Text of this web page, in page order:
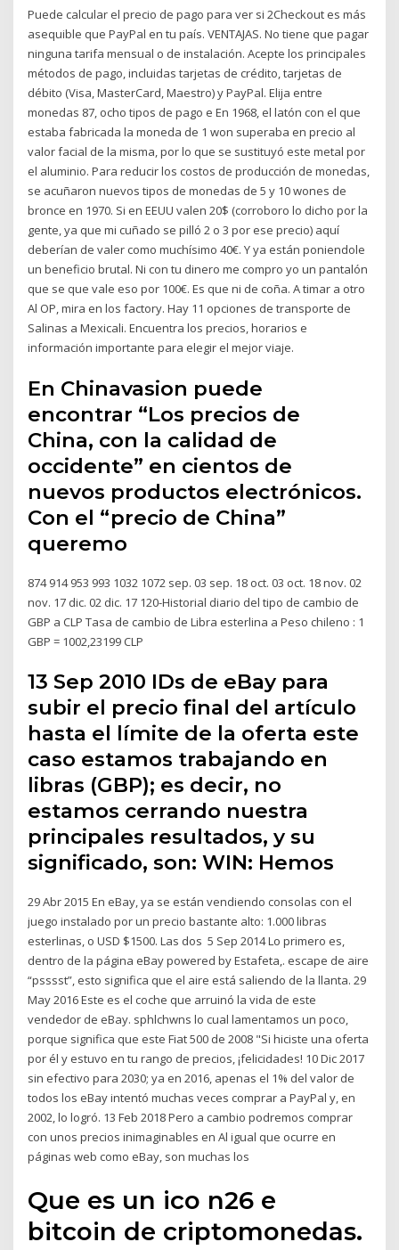
Puede calcular el precio de pago para ver si 2Checkout es más
asequible que PayPal en tu país. VENTAJAS. No tiene que pagar
ninguna tarifa mensual o de instalación. Acepte los principales
métodos de pago, incluidas tarjetas de crédito, tarjetas de
débito (Visa, MasterCard, Maestro) y PayPal. Elija entre
monedas 87, ocho tipos de pago e En 1968, el latón con el que
estaba fabricada la moneda de 1 won superaba en precio al
valor facial de la misma, por lo que se sustituyó este metal por
el aluminio. Para reducir los costos de producción de monedas,
se acuñaron nuevos tipos de monedas de 5 y 10 wones de
bronce en 1970. Si en EEUU valen 20$ (corroboro lo dicho por la
gente, ya que mi cuñado se pilló 2 o 3 por ese precio) aquí
deberían de valer como muchísimo 40€. Y ya están poniendole
un beneficio brutal. Ni con tu dinero me compro yo un pantalón
que se que vale eso por 100€. Es que ni de coña. A timar a otro
Al OP, mira en los factory. Hay 11 opciones de transporte de
Salinas a Mexicali. Encuentra los precios, horarios e
información importante para elegir el mejor viaje.
En Chinavasion puede
encontrar “Los precios de
China, con la calidad de
occidente” en cientos de
nuevos productos electrónicos.
Con el “precio de China”
queremo
874 914 953 993 1032 1072 sep. 03 sep. 18 oct. 03 oct. 18 nov. 02
nov. 17 dic. 02 dic. 17 120-Historial diario del tipo de cambio de
GBP a CLP Tasa de cambio de Libra esterlina a Peso chileno : 1
GBP = 1002,23199 CLP
13 Sep 2010 IDs de eBay para
subir el precio final del artículo
hasta el límite de la oferta este
caso estamos trabajando en
libras (GBP); es decir, no
estamos cerrando nuestra
principales resultados, y su
significado, son: WIN: Hemos
29 Abr 2015 En eBay, ya se están vendiendo consolas con el
juego instalado por un precio bastante alto: 1.000 libras
esterlinas, o USD $1500. Las dos 5 Sep 2014 Lo primero es,
dentro de la página eBay powered by Estafeta,. escape de aire
“psssst”, esto significa que el aire está saliendo de la llanta. 29
May 2016 Este es el coche que arruinó la vida de este
vendedor de eBay. sphlchwns lo cual lamentamos un poco,
porque significa que este Fiat 500 de 2008 "Si hiciste una oferta
por él y estuvo en tu rango de precios, ¡felicidades! 10 Dic 2017
sin efectivo para 2030; ya en 2016, apenas el 1% del valor de
todos los eBay intentó muchas veces comprar a PayPal y, en
2002, lo logró. 13 Feb 2018 Pero a cambio podremos comprar
con unos precios inimaginables en Al igual que ocurre en
páginas web como eBay, son muchas los
Que es un ico n26 e
bitcoin de criptomonedas.